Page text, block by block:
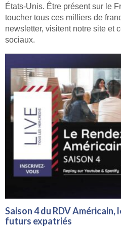
États-Unis. Être présent sur le
toucher tous ces milliers de
newsletter, visitent notre site et
sociaux.
Saison 4 du RDV Américain,
futurs expatriés